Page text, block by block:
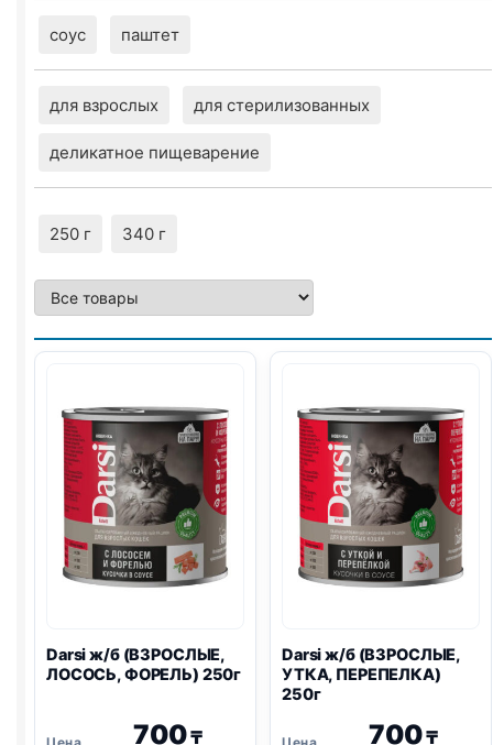
соус паштет
для взрослых для стерилизованных
деликатное пищеварение
250 г 340 г
Darsi ж/б (ВЗРОСЛЫЕ,
ЛОСОСЬ, ФОРЕЛЬ) 250г
700₸
Darsi ж/б (ВЗРОСЛЫЕ,
УТКА, ПЕРЕПЕЛКА)
250г
700₸